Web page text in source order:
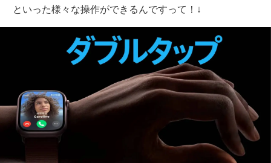
といった様々な操作ができるんですって！↓